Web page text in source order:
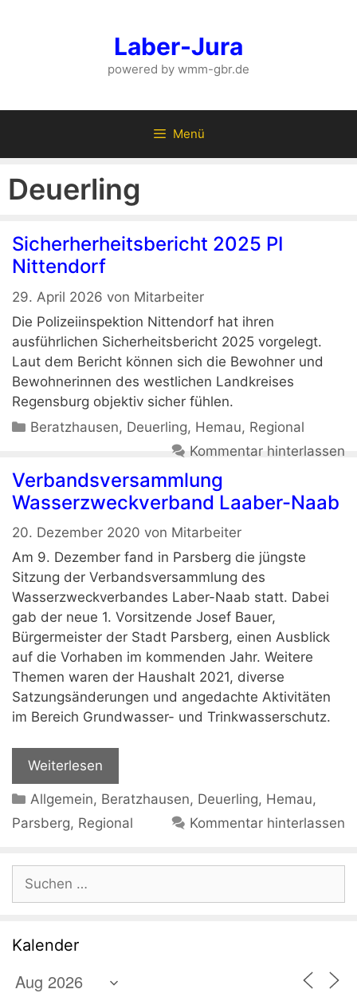
Laber-Jura
powered by wmm-gbr.de
Menü
Deuerling
Sicherherheitsbericht 2025 PI
Nittendorf
29. April 2026 von Mitarbeiter
Die Polizeiinspektion Nittendorf hat ihren
ausführlichen Sicherheitsbericht 2025 vorgelegt.
Laut dem Bericht können sich die Bewohner und
Bewohnerinnen des westlichen Landkreises
Regensburg objektiv sicher fühlen.
Kategorien
Beratzhausen, Deuerling, Hemau, Regional
Kommentar hinterlassen
Verbandsversammlung
Wasserzweckverband Laaber-Naab
20. Dezember 2020 von Mitarbeiter
Am 9. Dezember fand in Parsberg die jüngste
Sitzung der Verbandsversammlung des
Wasserzweckverbandes Laber-Naab statt. Dabei
gab der neue 1. Vorsitzende Josef Bauer,
Bürgermeister der Stadt Parsberg, einen Ausblick
auf die Vorhaben im kommenden Jahr. Weitere
Themen waren der Haushalt 2021, diverse
Satzungsänderungen und angedachte Aktivitäten
im Bereich Grundwasser- und Trinkwasserschutz.
Weiterlesen
Kategorien
Allgemein, Beratzhausen, Deuerling, Hemau,
Parsberg, Regional Kommentar hinterlassen
nach:
Kalender